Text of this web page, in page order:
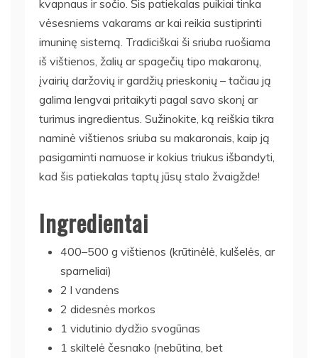
kvapnaus ir sočio. Šis patiekalas puikiai tinka
vėsesniems vakarams ar kai reikia sustiprinti
imuninę sistemą. Tradiciškai ši sriuba ruošiama
iš vištienos, žalių ar spagečių tipo makaronų,
įvairių daržovių ir gardžių prieskonių – tačiau ją
galima lengvai pritaikyti pagal savo skonį ar
turimus ingredientus. Sužinokite, ką reiškia tikra
naminė vištienos sriuba su makaronais, kaip ją
pasigaminti namuose ir kokius triukus išbandyti,
kad šis patiekalas taptų jūsų stalo žvaigžde!
Ingredientai
400–500 g vištienos (krūtinėlė, kulšelės, ar
sparneliai)
2 l vandens
2 didesnės morkos
1 vidutinio dydžio svogūnas
1 skiltelė česnako (nebūtina, bet